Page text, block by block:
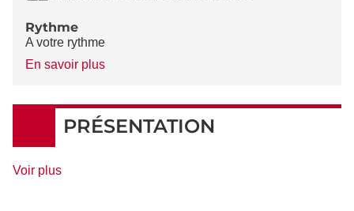
Rythme
A votre rythme
En savoir plusà
Rythme
PRÉSENTATION
Voir plusde